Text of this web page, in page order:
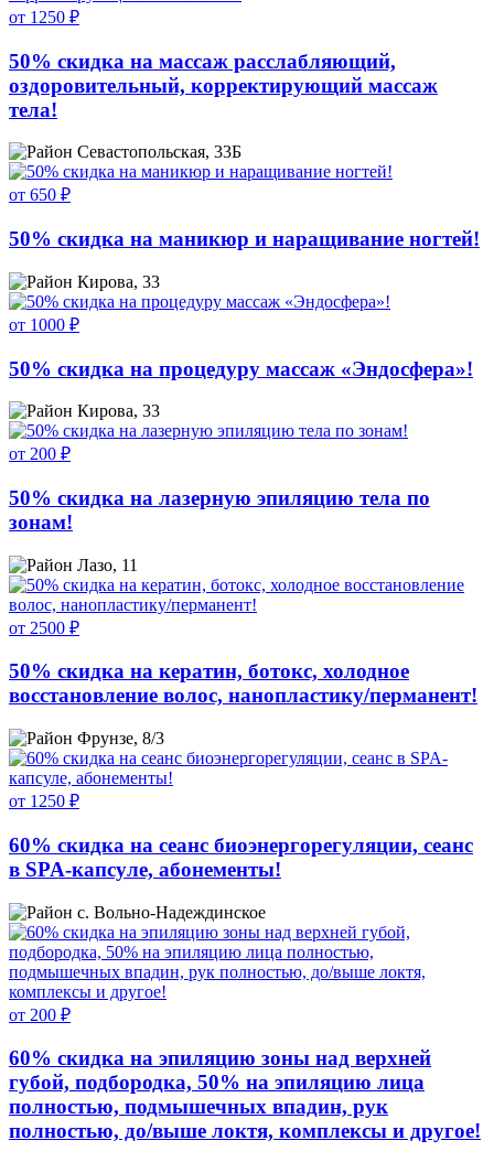
от 1250 ₽
50% скидка на массаж расслабляющий,
оздоровительный, корректирующий массаж
тела!
Севастопольская, 33Б
от 650 ₽
50% скидка на маникюр и наращивание ногтей!
Кирова, 33
от 1000 ₽
50% скидка на процедуру массаж «Эндосфера»!
Кирова, 33
от 200 ₽
50% скидка на лазерную эпиляцию тела по
зонам!
Лазо, 11
от 2500 ₽
50% скидка на кератин, ботокс, холодное
восстановление волос, нанопластику/перманент!
Фрунзе, 8/3
от 1250 ₽
60% скидка на сеанс биоэнергорегуляции, сеанс
в SPA-капсуле, абонементы!
с. Вольно-Надеждинское
от 200 ₽
60% скидка на эпиляцию зоны над верхней
губой, подбородка, 50% на эпиляцию лица
полностью, подмышечных впадин, рук
полностью, до/выше локтя, комплексы и другое!